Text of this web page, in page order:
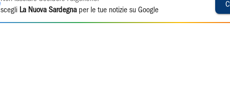
scegli La Nuova Sardegna per le tue notizie su Google